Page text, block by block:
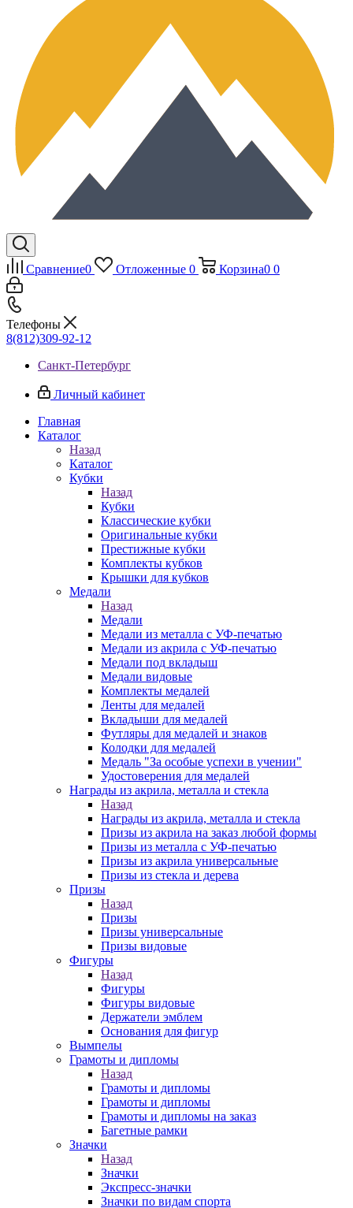
Сравнение0 Отложенные 0 Корзина0 0
Телефоны
8(812)309-92-12
Санкт-Петербург
Личный кабинет
Главная
Каталог
Назад
Каталог
Кубки
Назад
Кубки
Классические кубки
Оригинальные кубки
Престижные кубки
Комплекты кубков
Крышки для кубков
Медали
Назад
Медали
Медали из металла с УФ-печатью
Медали из акрила с УФ-печатью
Медали под вкладыш
Медали видовые
Комплекты медалей
Ленты для медалей
Вкладыши для медалей
Футляры для медалей и знаков
Колодки для медалей
Медаль "За особые успехи в учении"
Удостоверения для медалей
Награды из акрила, металла и стекла
Назад
Награды из акрила, металла и стекла
Призы из акрила на заказ любой формы
Призы из металла с УФ-печатью
Призы из акрила универсальные
Призы из стекла и дерева
Призы
Назад
Призы
Призы универсальные
Призы видовые
Фигуры
Назад
Фигуры
Фигуры видовые
Держатели эмблем
Основания для фигур
Вымпелы
Грамоты и дипломы
Назад
Грамоты и дипломы
Грамоты и дипломы
Грамоты и дипломы на заказ
Багетные рамки
Значки
Назад
Значки
Экспресс-значки
Значки по видам спорта